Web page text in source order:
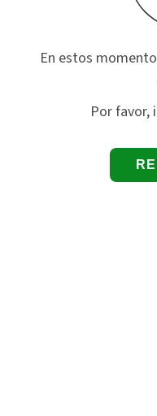
En estos
Por favor,